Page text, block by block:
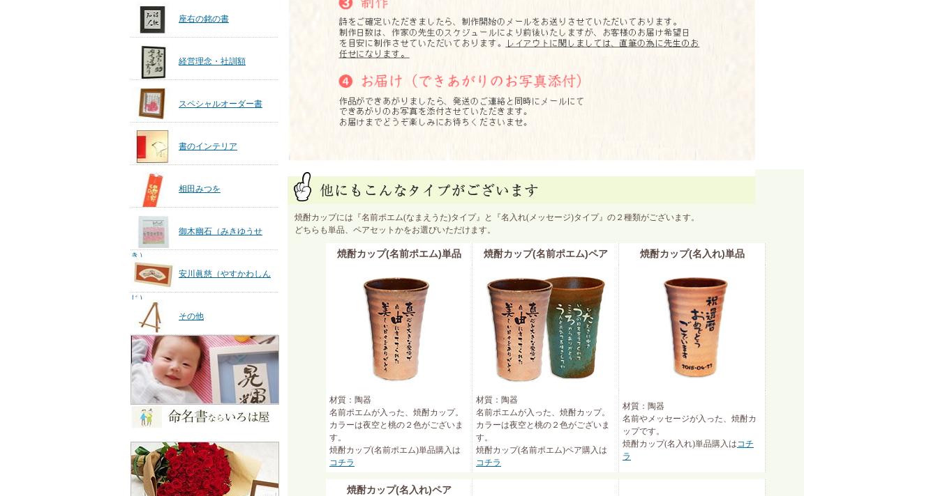
座右の銘の書
経営理念・社訓額
スペシャルオーダー書
書のインテリア
相田みつを
御木幽石（みきゆうせ
き）
安川眞慈（やすかわしん
じ）
その他
焼酎カップには『名前ポエム(なまえうた)タイプ』と『名入れ(メッセージ)タイプ』の２種類がございます。
どちらも単品、ペアセットかをお選びいただけます。
焼酎カップ(名前ポエム)単品 焼酎カップ(名前ポエム)ペア 焼酎カップ(名入れ)単品
材質：陶器
名前ポエムが入った、焼酎カップ。
カラーは夜空と桃の２色がございま
す。
焼酎カップ(名前ポエム)単品購入は
コチラ
材質：陶器
名前ポエムが入った、焼酎カップ。
カラーは夜空と桃の２色がございま
す。
焼酎カップ(名前ポエム)ペア購入は
コチラ
材質：陶器
名前やメッセージが入った、焼酎カ
ップです。
焼酎カップ(名入れ)単品購入は コチ
ラ
焼酎カップ(名入れ)ペア